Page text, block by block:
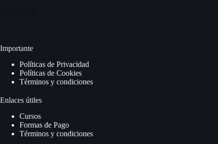
Importante
Políticas de Privacidad
Políticas de Cookies
Términos y condiciones
Enlaces útiles
Cursos
Formas de Pago
Términos y condiciones